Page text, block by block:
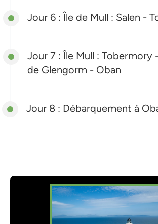
Jour 6 : Île de Mull : Salen -
Jour 7 : Île Mull : Tobermory
de Glengorm - Oban
Jour 8 : Débarquement à